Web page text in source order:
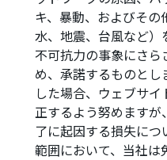
キ、暴動、およびそ
水、地震、台風など
不可抗力の事象にさ
め、承諾するものと
した場合、ウェブサ
正するよう努めます
了に起因する損失に
範囲において、当社は